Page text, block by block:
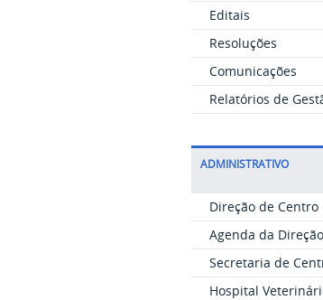
Editais
Resoluções
Comunicações
Relatórios de
ADMINISTRATIVO
Direção de Centro
Agenda da Direção
Secretaria de
Hospital